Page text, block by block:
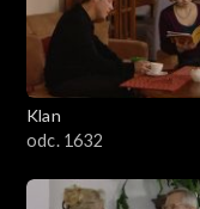
Klan
odc. 1632